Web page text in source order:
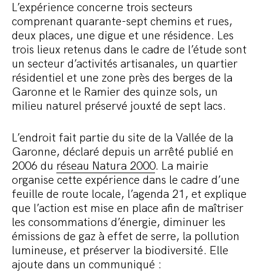
L’expérience concerne trois secteurs
comprenant quarante-sept chemins et rues,
deux places, une digue et une résidence. Les
trois lieux retenus dans le cadre de l’étude sont
un secteur d’activités artisanales, un quartier
résidentiel et une zone près des berges de la
Garonne et le Ramier des quinze sols, un
milieu naturel préservé jouxté de sept lacs.
L’endroit fait partie du site de la Vallée de la
Garonne, déclaré depuis un arrêté publié en
2006 du réseau Natura 2000. La mairie
organise cette expérience dans le cadre d’une
feuille de route locale, l’agenda 21, et explique
que l’action est mise en place afin de maîtriser
les consommations d’énergie, diminuer les
émissions de gaz à effet de serre, la pollution
lumineuse, et préserver la biodiversité. Elle
ajoute dans un communiqué :